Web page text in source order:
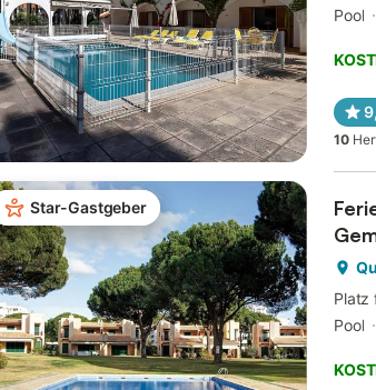
Pool
10
Star-Gastgeber
Platz
Pool